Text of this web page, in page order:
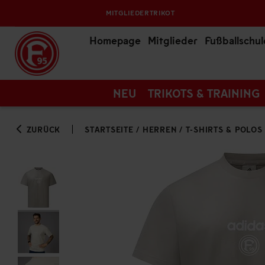
MITGLIEDERTRIKOT
Homepage Mitglieder
NEU TRIKOTS & TRAINING
ZURÜCK STARTSEITE / HERREN / T-SHIRTS & POLOS